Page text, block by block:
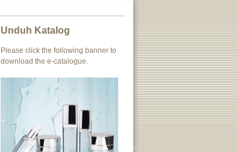
Unduh Katalog
Please click the following banner to
download the e-catalogue.